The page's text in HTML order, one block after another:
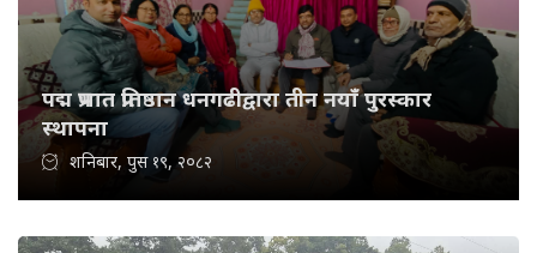
पद्म प्रभात प्रतिष्ठान धनगढीद्वारा तीन नयाँ पुरस्कार
स्थापना
शनिबार, पुस १९, २०८२